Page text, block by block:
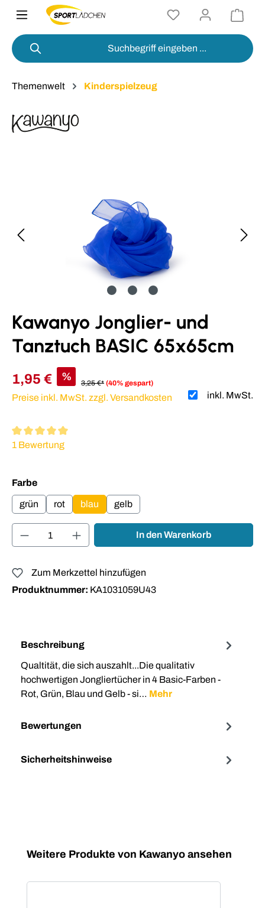
springen
Themenwelt Kinderspielzeug
Kawanyo Jonglier- und
Tanztuch BASIC 65x65cm
1,95 € %
3,25 €* (40% gespart)
inkl. MwSt.
Preise inkl. MwSt. zzgl. Versandkosten
Durchschnittliche Bewertung von 5 von 5 Sternen
1 Bewertung
Farbeauswählen
grün rot blau gelb
Produkt Anzahl: Gib den gewünschten
In den Warenkorb
Zum Merkzettel hinzufügen
Produktnummer: KA1031059U43
Beschreibung
Qualtität, die sich auszahlt...Die qualitativ
hochwertigen Jongliertücher in 4 Basic-Farben -
Rot, Grün, Blau und Gelb - si… Mehr
Bewertungen
Sicherheitshinweise
Produktgalerie überspringen
Weitere Produkte von Kawanyo ansehen